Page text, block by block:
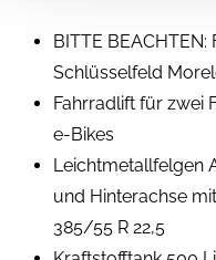
BITTE BEACHTEN:
Schlüsselfeld
Fahrradlift für zwei
e-Bikes
Leichtmetallfelgen
und Hinterachse
385/55 R 22,5